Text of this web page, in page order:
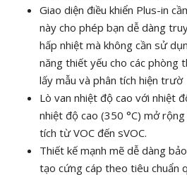
Giao diện điều khiển Plus-in
này cho phép bạn dễ dàng
hấp nhiệt mà không cần sử
năng thiết yếu cho các phòng
lấy mẫu và phân tích hiện trườ
Lò van nhiệt độ cao với nhiệt
nhiệt độ cao (350 °C) mở
tích từ VOC đến sVOC.
Thiết kế mạnh mẽ dễ dàng
tạo cứng cáp theo tiêu chuẩn